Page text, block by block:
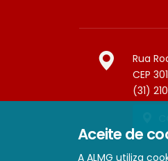
Aceite de
A ALMG utiliza
Rua
CEP
(31)